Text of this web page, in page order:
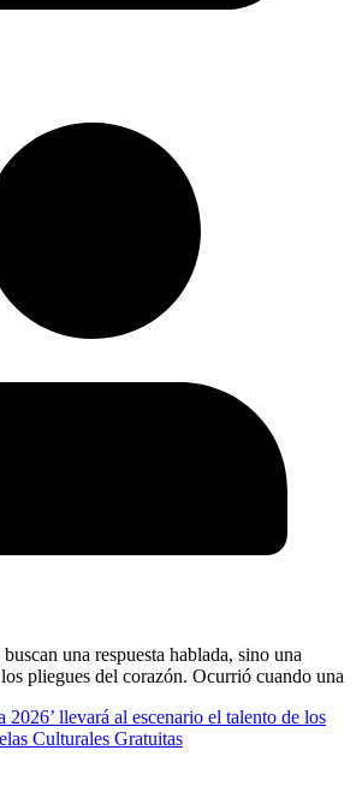
una respuesta hablada, sino una
pliegues del corazón. Ocurrió cuando una